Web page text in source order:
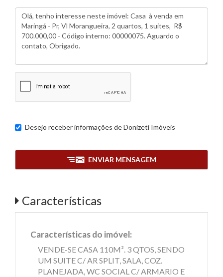
Desejo receber informações deDonizeti Imóveis
ENVIAR MENSAGEM
Características
Características do imóvel:
VENDE-SE CASA 110M². 3 QTOS, SENDO
UM SUITE C/ AR SPLIT, SALA, COZ.
PLANEJADA, WC SOCIAL C/ ARMARIO E